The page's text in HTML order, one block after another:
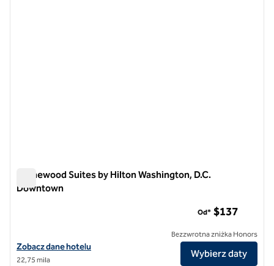
Homewood Suites by Hilton Washington, D.C.
Downtown
Zobacz szczegóły hotelu Homewood Suites by Hilton Washington,
Zobacz dane hotelu
22,75 mila
Od* $137
Bezzwrotna zniżka Honors
Wybierz daty